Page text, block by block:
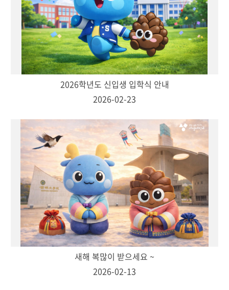
2026학년도 신입생 입학식 안내
2026-02-23
새해 복많이 받으세요 ~
2026-02-13